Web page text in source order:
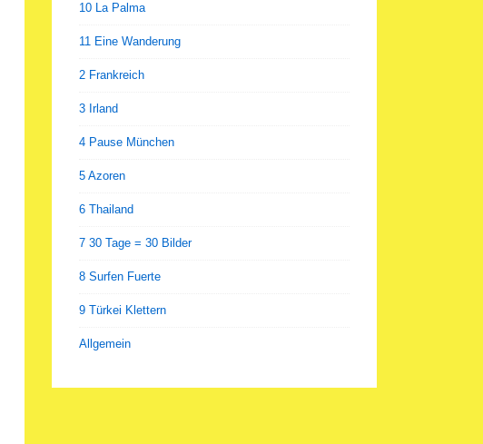
10 La Palma
11 Eine Wanderung
2 Frankreich
3 Irland
4 Pause München
5 Azoren
6 Thailand
7 30 Tage = 30 Bilder
8 Surfen Fuerte
9 Türkei Klettern
Allgemein